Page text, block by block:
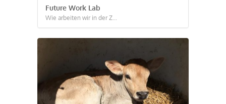
Future Work Lab
Wie arbeiten wir in der Z...